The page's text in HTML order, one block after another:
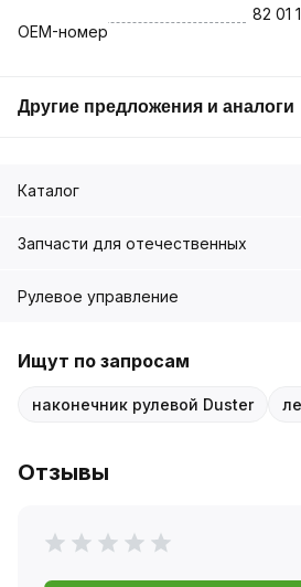
OEM-номер
82 01
Другие предложения и аналоги
Каталог
Запчасти для отечественных
Рулевое управление
Ищут по запросам
наконечник рулевой Duster
Отзывы